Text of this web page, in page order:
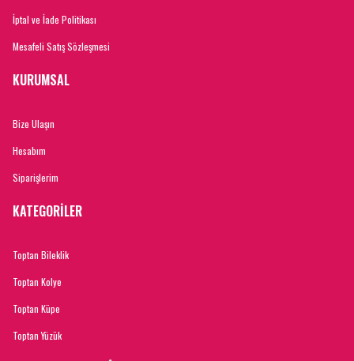
İptal ve İade Politikası
Mesafeli Satış Sözleşmesi
KURUMSAL
Bize Ulaşın
Hesabım
Siparişlerim
KATEGORİLER
Toptan Bileklik
Toptan Kolye
Toptan Küpe
Toptan Yüzük